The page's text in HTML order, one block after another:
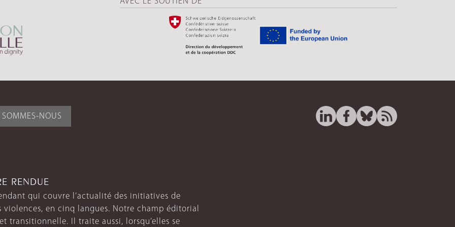
NOUS
RENDUE
qui couvre l’actualité des initiatives de
en cinq langues. Notre champ éditorial
Il traite aussi, lorsqu’elles se